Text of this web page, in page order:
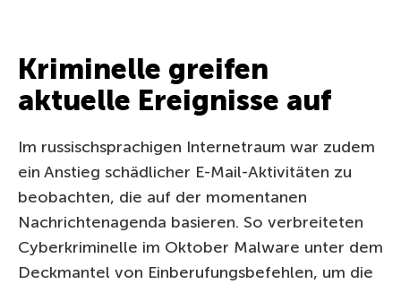
Kriminelle greifen
aktuelle Ereignisse auf
Im russischsprachigen Internetraum war zudem
ein Anstieg schädlicher E-Mail-Aktivitäten zu
beobachten, die auf der momentanen
Nachrichtenagenda basieren. So verbreiteten
Cyberkriminelle im Oktober Malware unter dem
Deckmantel von Einberufungsbefehlen, um die